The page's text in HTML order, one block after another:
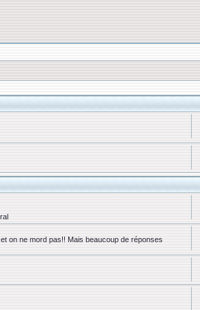
on ne mord pas!! Mais beaucoup de réponses